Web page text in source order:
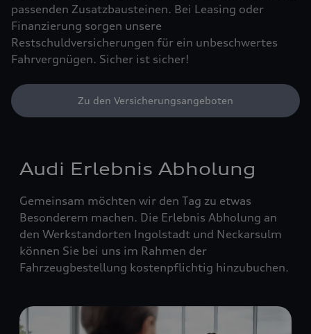
passenden Zusatzbausteinen. Bei Leasing oder
Finanzierung sorgen unsere
Restschuldversicherungen für ein unbeschwertes
Fahrvergnügen. Sicher ist sicher!
Zu den Versicherungsangeboten
Audi Erlebnis Abholung
Gemeinsam möchten wir den Tag zu etwas
Besonderem machen. Die Erlebnis Abholung an
den Werkstandorten Ingolstadt und Neckarsulm
können Sie bei uns im Rahmen der
Fahrzeugbestellung kostenpflichtig hinzubuchen.